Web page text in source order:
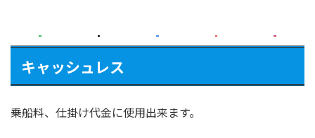
キャッシュレス
乗船料、仕掛け代金に使用出来ます。